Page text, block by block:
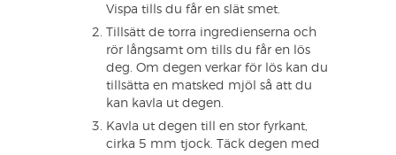
Vispa tills du får en slät smet.
Tillsätt de torra ingredienserna och
rör långsamt om tills du får en lös
deg. Om degen verkar för lös kan du
tillsätta en matsked mjöl så att du
kan kavla ut degen.
Kavla ut degen till en stor fyrkant,
cirka 5 mm tjock. Täck degen med